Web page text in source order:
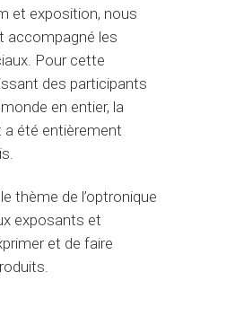
et exposition, nous
accompagné les
Pour cette
des participants
en entier, la
été entièrement
thème de l’optronique
exposants et
et de faire